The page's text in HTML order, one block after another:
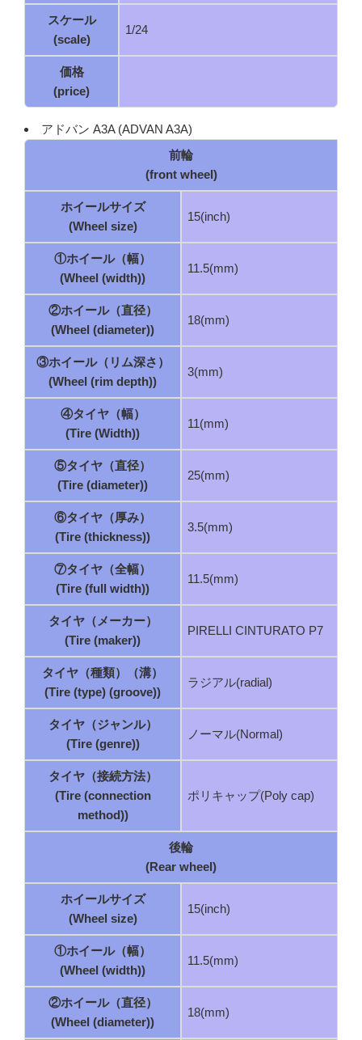
スケール
(scale)
1/24
価格
(price)
アドバン A3A (ADVAN A3A)
前輪
(front wheel)
ホイールサイズ
(Wheel size)
15(inch)
①ホイール（幅）
(Wheel (width))
11.5(mm)
②ホイール（直径）
(Wheel (diameter))
18(mm)
③ホイール（リム深さ）
(Wheel (rim depth))
3(mm)
④タイヤ（幅）
(Tire (Width))
11(mm)
⑤タイヤ（直径）
(Tire (diameter))
25(mm)
⑥タイヤ（厚み）
(Tire (thickness))
3.5(mm)
⑦タイヤ（全幅）
(Tire (full width))
11.5(mm)
タイヤ（メーカー）
(Tire (maker))
PIRELLI CINTURATO P7
タイヤ（種類）（溝）
(Tire (type) (groove))
ラジアル(radial)
タイヤ（ジャンル）
(Tire (genre))
ノーマル(Normal)
タイヤ（接続方法）
(Tire (connection
method))
ポリキャップ(Poly cap)
後輪
(Rear wheel)
ホイールサイズ
(Wheel size)
15(inch)
①ホイール（幅）
(Wheel (width))
11.5(mm)
②ホイール（直径）
(Wheel (diameter))
18(mm)